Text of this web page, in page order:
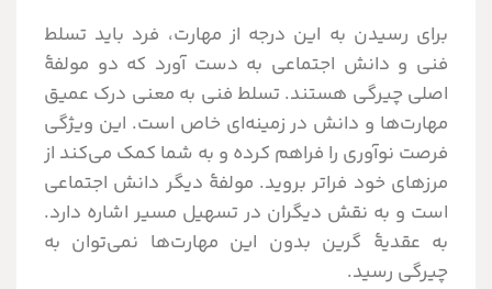
برای رسیدن به این درجه از مهارت، فرد باید تسلط
فنی و دانش اجتماعی به دست آورد که دو مولفۀ
اصلی چیرگی هستند. تسلط فنی به معنی درک عمیق
مهارت‌ها و دانش در زمینه‌ای خاص است. این ویژگی
فرصت نوآوری را فراهم کرده و به شما کمک می‌کند از
مرزهای خود فراتر بروید. مولفۀ دیگر دانش اجتماعی
است و به نقش دیگران در تسهیل مسیر اشاره دارد.
به عقدیۀ گرین بدون این مهارت‌ها نمی‌توان به
چیرگی رسید.